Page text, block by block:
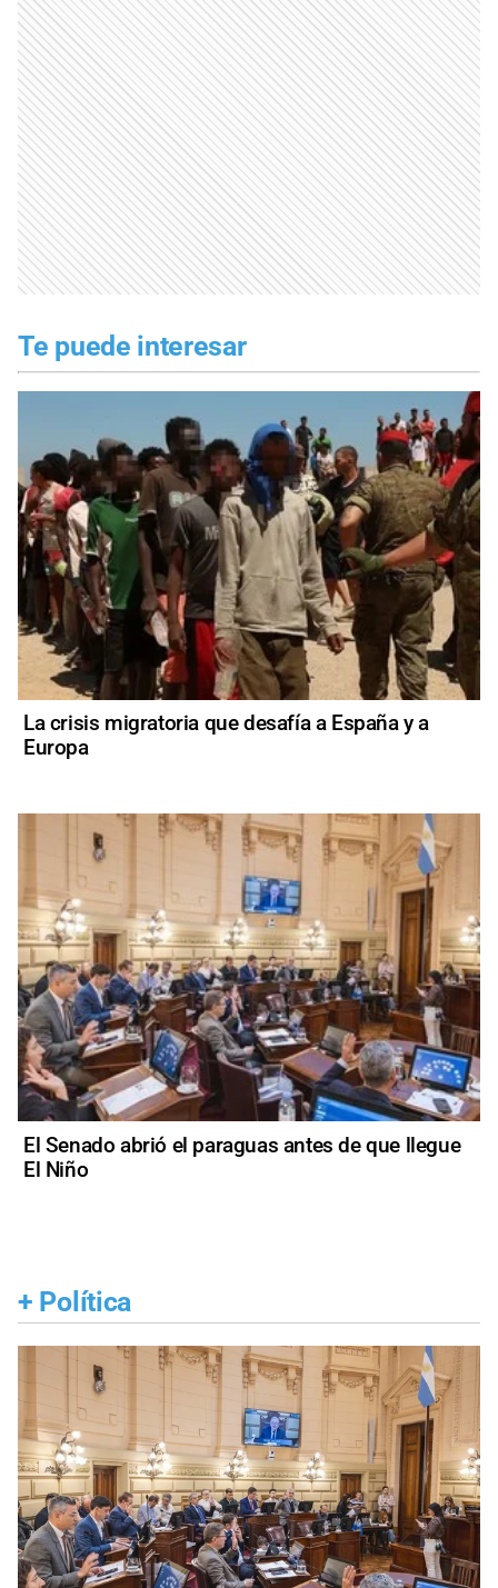
Te puede interesar
La crisis migratoria que desafía a España y a
Europa
El Senado abrió el paraguas antes de que llegue
El Niño
+ Política